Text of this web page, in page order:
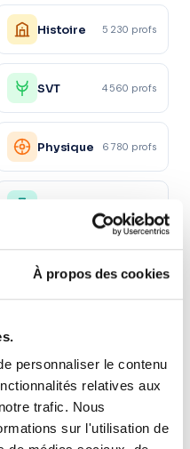
À propos des cookies
personnaliser le contenu
relatives aux
trafic. Nous
sur l'utilisation de
Histoire 5 230 profs
SVT 4 560 profs
Physique 6 780 profs
Droit
Humaines
1 120 profs
Sc.
sanitaires
870 profs